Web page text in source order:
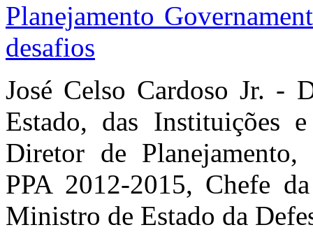
Planejamento
desafios
José Celso Cardoso Jr. -
Estado, das Instituições
Diretor de
PPA 2012-2015, Chefe
Ministro de Estado da